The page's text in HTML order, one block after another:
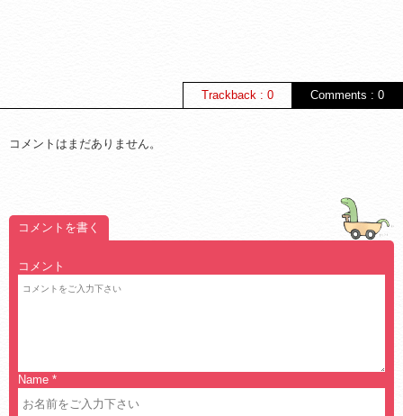
Comments : 0
Trackback : 0
コメントはまだありません。
コメントを書く
コメント
Name *